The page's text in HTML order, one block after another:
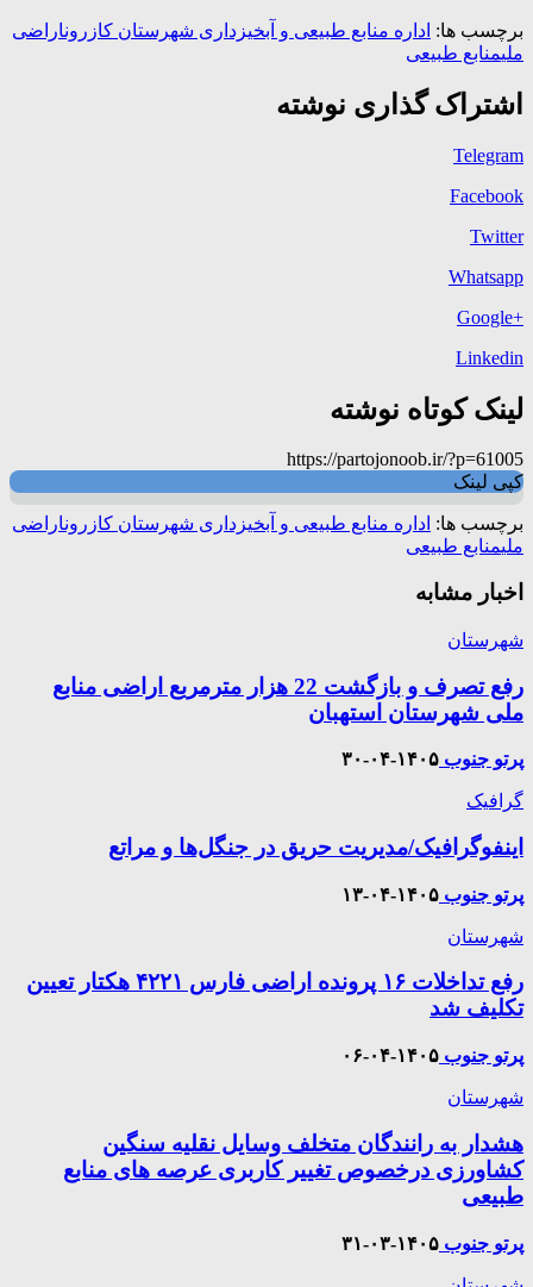
برچسب ها: اداره منابع طبیعی و آبخیزداری شهرستان کازروناراضی
ملیمنابع طبیعی
اشتراک گذاری نوشته
Telegram
Facebook
Twitter
Whatsapp
+Google
Linkedin
لینک کوتاه نوشته
https://partojonoob.ir/?p=61005
کپی لینک
برچسب ها: اداره منابع طبیعی و آبخیزداری شهرستان کازروناراضی
ملیمنابع طبیعی
اخبار مشابه
شهرستان
رفع تصرف و بازگشت 22 هزار مترمربع اراضی منابع
ملی شهرستان استهبان
پرتو جنوب ۱۴۰۵-۰۴-۳۰
گرافیک
اینفوگرافیک/مدیریت حریق در جنگل‌ها و مراتع
پرتو جنوب ۱۴۰۵-۰۴-۱۳
شهرستان
رفع تداخلات ۱۶ پرونده اراضی فارس ۴۲۲۱ هکتار تعیین
تکلیف شد
پرتو جنوب ۱۴۰۵-۰۴-۰۶
شهرستان
هشدار به رانندگان متخلف وسایل نقلیه سنگین
کشاورزی درخصوص تغییر کاربری عرصه های منابع
طبیعی
پرتو جنوب ۱۴۰۵-۰۳-۳۱